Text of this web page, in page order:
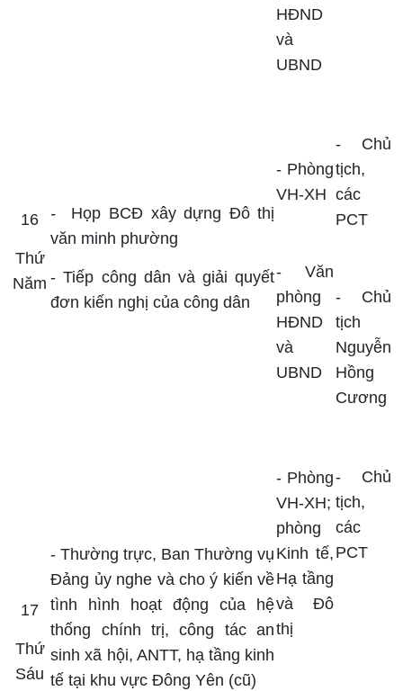
HĐND
và
UBND
16
Thứ
Năm
-
Họp BCĐ xây dựng Đô thị
văn minh phường
-Tiếp công dân và giải quyết
đơn kiến nghị của công dân
- Phòng
VH-XH
-Văn
phòng
HĐND
và
UBND
- Chủ
tịch,
các
PCT
- Chủ
tịch
Nguyễn
Hồng
Cương
17
Thứ
Sáu
- Thường trực, Ban Thường vụ
Đảng ủy nghe và cho ý kiến về
tình hình hoạt động của hệ
thống chính trị, công tác an
sinh xã hội, ANTT, hạ tầng kinh
tế tại khu vực Đông Yên (cũ)
- Phòng
VH-XH;
phòng
Kinh tế,
Hạ tầng
và Đô
thị
- Chủ
tịch,
các
PCT